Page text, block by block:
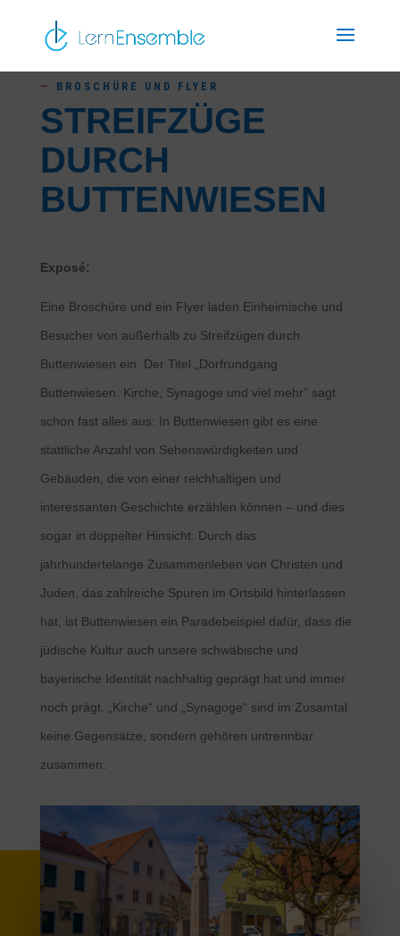
— BROSCHÜRE UND FLYER
STREIFZÜGE
DURCH
BUTTENWIESEN
Exposé:
Eine Broschüre und ein Flyer laden Einheimische und
Besucher von außerhalb zu Streifzügen durch
Buttenwiesen ein. Der Titel „Dorfrundgang
Buttenwiesen. Kirche, Synagoge und viel mehr“ sagt
schon fast alles aus: In Buttenwiesen gibt es eine
stattliche Anzahl von Sehenswürdigkeiten und
Gebäuden, die von einer reichhaltigen und
interessanten Geschichte erzählen können – und dies
sogar in doppelter Hinsicht: Durch das
jahrhundertelange Zusammenleben von Christen und
Juden, das zahlreiche Spuren im Ortsbild hinterlassen
hat, ist Buttenwiesen ein Paradebeispiel dafür, dass die
jüdische Kultur auch unsere schwäbische und
bayerische Identität nachhaltig geprägt hat und immer
noch prägt. „Kirche“ und „Synagoge“ sind im Zusamtal
keine Gegensätze, sondern gehören untrennbar
zusammen.